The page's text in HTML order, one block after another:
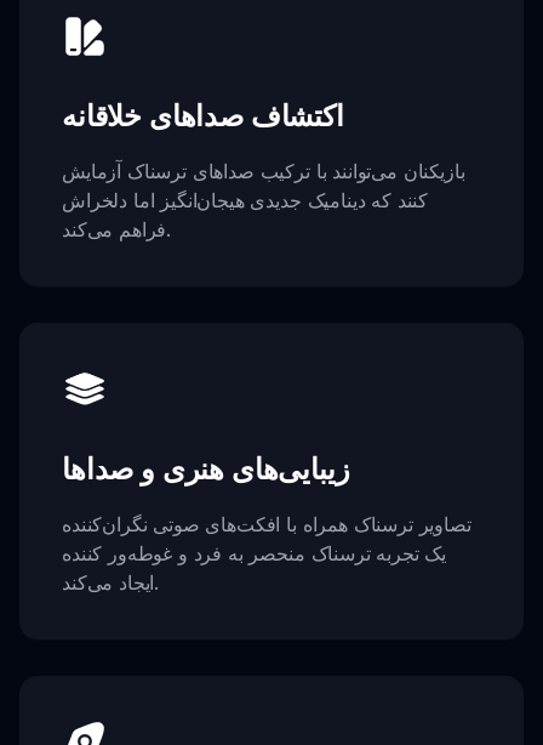
اکتشاف صداهای خلاقانه
بازیکنان می‌توانند با ترکیب صداهای ترسناک آزمایش
کنند که دینامیک جدیدی هیجان‌انگیز اما دلخراش
فراهم می‌کند.
زیبایی‌های هنری و صداها
تصاویر ترسناک همراه با افکت‌های صوتی نگران‌کننده
یک تجربه ترسناک منحصر به فرد و غوطه‌ور کننده
ایجاد می‌کند.